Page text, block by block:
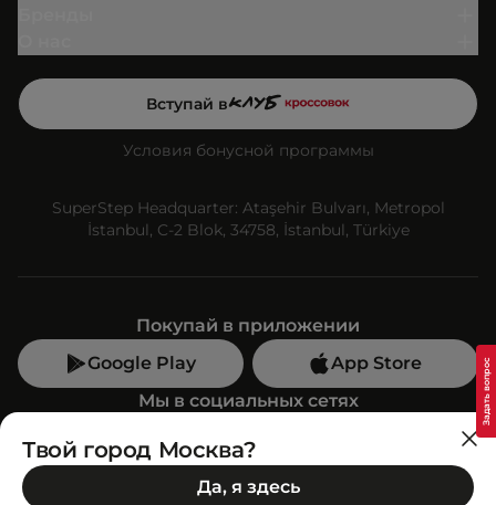
Вступай в
Условия бонусной программы
SuperStep Headquarter: Ataşehir Bulvarı, Metropol
İstanbul, C-2 Blok, 34758, İstanbul, Türkiye
Покупай в приложении
Google Play
App Store
Мы в социальных сетях
Позвони нам
+7 (499) 350-55-33
Твой город Москва?
Да, я здесь